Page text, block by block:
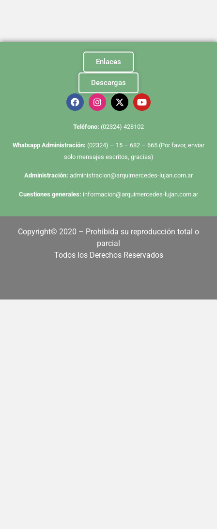
Enlaces
Descargas
Teléfono: (02324) 428102
Whatsapp Administración: (02324) – 15 – 682 – 665 (Por favor, enviar
solo mensajes escritos, gracias)
Administración: administracion@arquimercedes-lujan.com.ar
Cuestiones generales: informacion@arquimercedes-lujan.com.ar
Copyright© 2020 – Prohibida su reproducción total o
parcial
Todos los Derechos Reservados